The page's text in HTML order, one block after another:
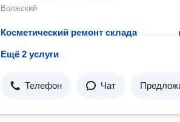
Волжский
Косметический ремонт склада
Ещё 2 услуги
Телефон Чат